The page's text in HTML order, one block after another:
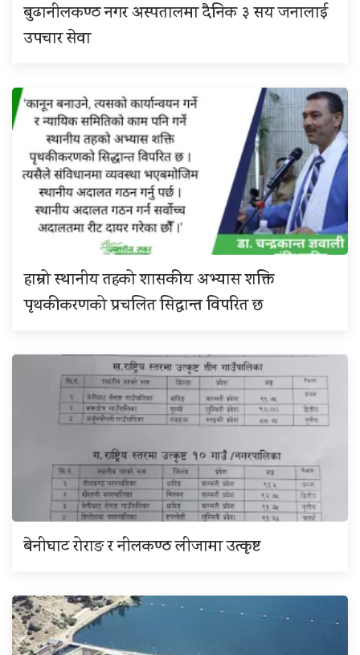
बुढानीलकण्ठ नगर अस्पतालमा दैनिक ३ सय जनालाई
उपचार सेवा
हाम्रो स्थानीय तहको शासकीय अभ्यास शक्ति
पृथकीकरणको प्रचलित सिद्धान्त विपरित छ
बेनीघाट रोराङ र नीलकण्ठ लीजामा उत्कृष्ट